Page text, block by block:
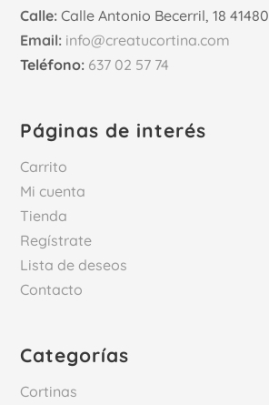
Calle: Calle Antonio Becerril, 18
Email: info@creatucortina.com
Teléfono: 637 02 57 74
Páginas de interés
Carrito
Mi cuenta
Tienda
Regístrate
Lista de deseos
Contacto
Categorías
Cortinas